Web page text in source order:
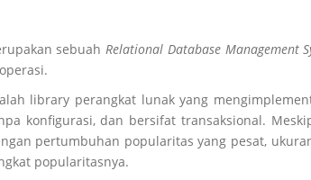
sebuahRelational Database Management
library perangkat lunak yang
konfigurasi, dan bersifat transaksional.
pertumbuhan popularitas yang pesat,
popularitasnya.